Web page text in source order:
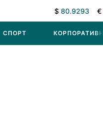
$ 80.9293 €
СПОРТ